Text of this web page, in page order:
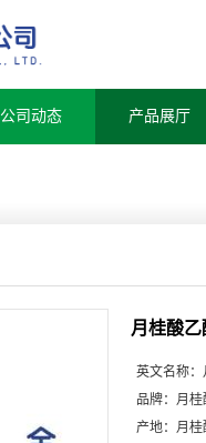
公司动态 产品展厅
月桂酸乙
英文名称：
品牌： 月桂
产地： 月桂